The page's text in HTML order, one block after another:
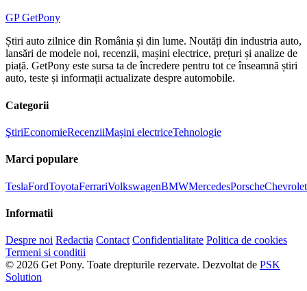
GPGetPony
Știri auto zilnice din România și din lume. Noutăți din industria auto,
lansări de modele noi, recenzii, mașini electrice, prețuri și analize de
piață. GetPony este sursa ta de încredere pentru tot ce înseamnă știri
auto, teste și informații actualizate despre automobile.
Categorii
ŞtiriEconomieRecenziiMașini electriceTehnologie
Marci populare
TeslaFordToyotaFerrariVolkswagenBMWMercedesPorscheChevrolet
Informatii
Despre noi Redactia Contact Confidentialitate Politica de cookies
Termeni si conditii
© 2026 Get Pony. Toate drepturile rezervate. Dezvoltat de PSK
Solution